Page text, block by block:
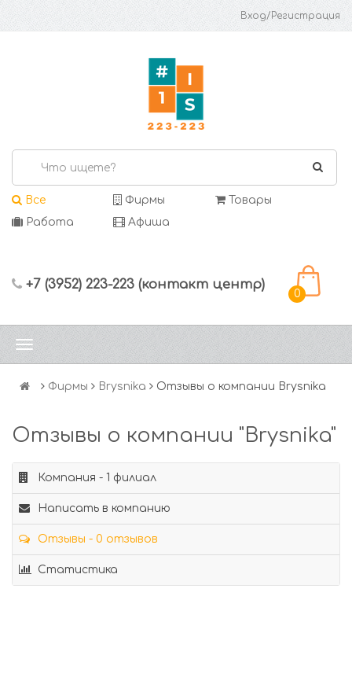
Вход/Регистрация
Все Фирмы
Товары
Работа
Афиша
+7 (3952) 223-223 (контакт центр)
0
Фирмы Brysnika Отзывы о компании Brysnika
Отзывы о компании "Brysnika"
Компания - 1 филиал
Написать в компанию
Отзывы - 0 отзывов
Статистика